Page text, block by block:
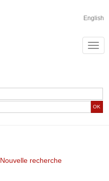
English
OK
Nouvelle recherche